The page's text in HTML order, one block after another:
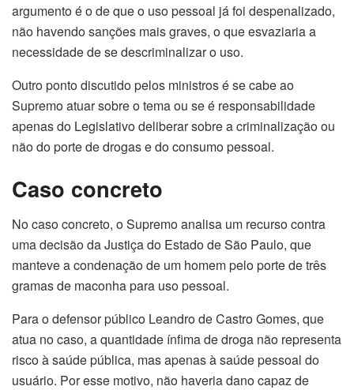
argumento é o de que o uso pessoal já foi despenalizado,
não havendo sanções mais graves, o que esvaziaria a
necessidade de se descriminalizar o uso.
Outro ponto discutido pelos ministros é se cabe ao
Supremo atuar sobre o tema ou se é responsabilidade
apenas do Legislativo deliberar sobre a criminalização ou
não do porte de drogas e do consumo pessoal.
Caso concreto
No caso concreto, o Supremo analisa um recurso contra
uma decisão da Justiça do Estado de São Paulo, que
manteve a condenação de um homem pelo porte de três
gramas de maconha para uso pessoal.
Para o defensor público Leandro de Castro Gomes, que
atua no caso, a quantidade ínfima de droga não representa
risco à saúde pública, mas apenas à saúde pessoal do
usuário. Por esse motivo, não haveria dano capaz de